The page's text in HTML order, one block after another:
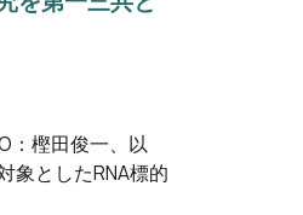
：樫田俊一、以
象としたRNA標的